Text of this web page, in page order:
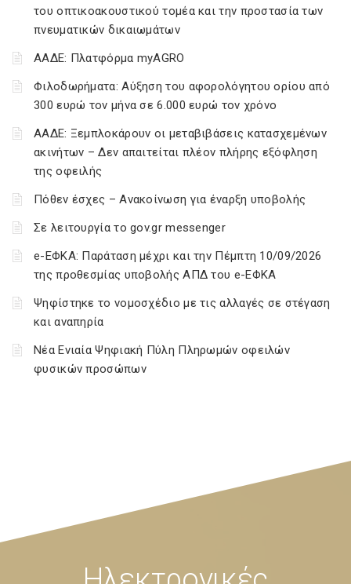
του οπτικοακουστικού τομέα και την προστασία των
πνευματικών δικαιωμάτων
ΑΑΔΕ: Πλατφόρμα myAGRO
Φιλοδωρήματα: Αύξηση του αφορολόγητου ορίου από
300 ευρώ τον μήνα σε 6.000 ευρώ τον χρόνο
ΑΑΔΕ: Ξεμπλοκάρουν οι μεταβιβάσεις κατασχεμένων
ακινήτων – Δεν απαιτείται πλέον πλήρης εξόφληση
της οφειλής
Πόθεν έσχες – Ανακοίνωση για έναρξη υποβολής
Σε λειτουργία το gov.gr messenger
e-ΕΦΚΑ: Παράταση μέχρι και την Πέμπτη 10/09/2026
της προθεσμίας υποβολής ΑΠΔ του e-ΕΦΚΑ
Ψηφίστηκε το νομοσχέδιο με τις αλλαγές σε στέγαση
και αναπηρία
Νέα Ενιαία Ψηφιακή Πύλη Πληρωμών οφειλών
φυσικών προσώπων